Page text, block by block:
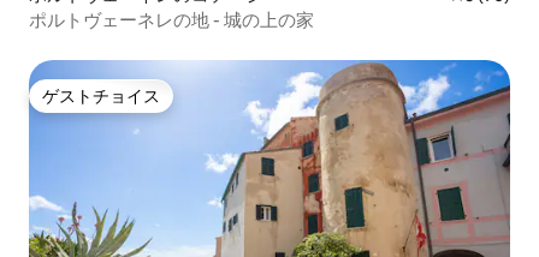
ポルトヴェーネレの地 - 城の上の家
ゲストチョイス
ゲストチョイス